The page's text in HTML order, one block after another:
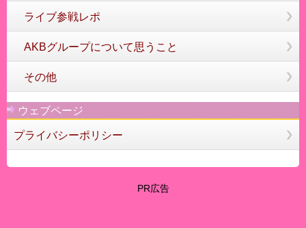
ライブ参戦レポ
AKBグループについて思うこと
その他
ウェブページ
プライバシーポリシー
PR広告